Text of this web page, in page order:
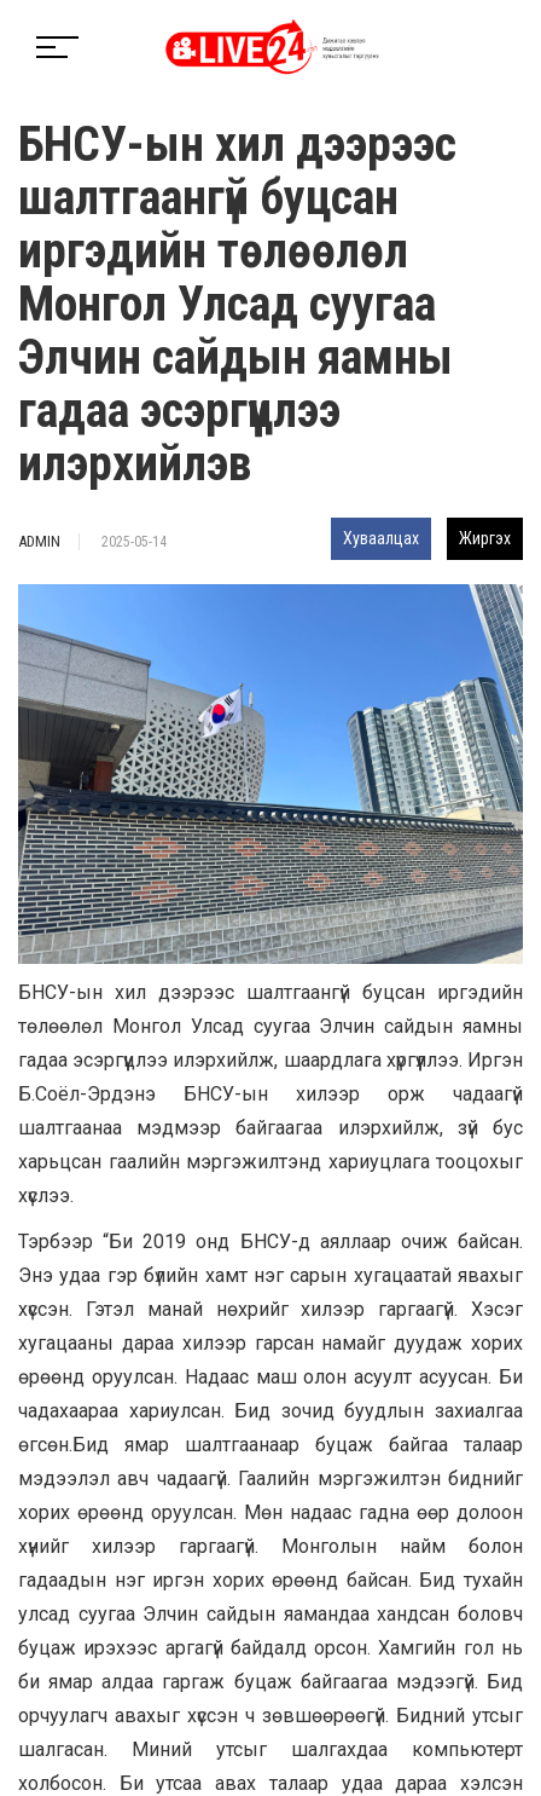
БНСУ-ын хил дээрээс
шалтгаангүй буцсан
иргэдийн төлөөлөл
Монгол Улсад суугаа
Элчин сайдын яамны
гадаа эсэргүүцлээ
илэрхийлэв
ADMIN 2025-05-14 Хуваалцах Жиргэх
БНСУ-ын хил дээрээс шалтгаангүй буцсан иргэдийн
төлөөлөл Монгол Улсад суугаа Элчин сайдын яамны
гадаа эсэргүүцлээ илэрхийлж, шаардлага хүргүүллээ. Иргэн
Б.Соёл-Эрдэнэ БНСУ-ын хилээр орж чадаагүй
шалтгаанаа мэдмээр байгаагаа илэрхийлж, зүй бус
харьцсан гаалийн мэргэжилтэнд хариуцлага тооцохыг
хүслээ.
Тэрбээр “Би 2019 онд БНСУ-д аяллаар очиж байсан.
Энэ удаа гэр бүлийн хамт нэг сарын хугацаатай явахыг
хүссэн. Гэтэл манай нөхрийг хилээр гаргаагүй. Хэсэг
хугацааны дараа хилээр гарсан намайг дуудаж хорих
өрөөнд оруулсан. Надаас маш олон асуулт асуусан. Би
чадахаараа хариулсан. Бид зочид буудлын захиалгаа
өгсөн.Бид ямар шалтгаанаар буцаж байгаа талаар
мэдээлэл авч чадаагүй. Гаалийн мэргэжилтэн биднийг
хорих өрөөнд оруулсан. Мөн надаас гадна өөр долоон
хүнийг хилээр гаргаагүй. Монголын найм болон
гадаадын нэг иргэн хорих өрөөнд байсан. Бид тухайн
улсад суугаа Элчин сайдын яамандаа хандсан боловч
буцаж ирэхээс аргагүй байдалд орсон. Хамгийн гол нь
би ямар алдаа гаргаж буцаж байгаагаа мэдээгүй. Бид
орчуулагч авахыг хүссэн ч зөвшөөрөөгүй. Бидний утсыг
шалгасан. Миний утсыг шалгахдаа компьютерт
холбосон. Би утсаа авах талаар удаа дараа хэлсэн